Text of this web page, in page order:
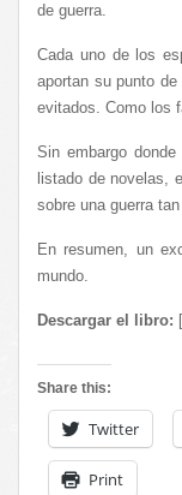
de guerra.
Cada uno de los
aportan su punto
evitados. Como los
Sin embargo
listado de novelas,
sobre una guerra
En resumen, un
mundo.
Descargar el libro:
Share this:
Twitter
Print